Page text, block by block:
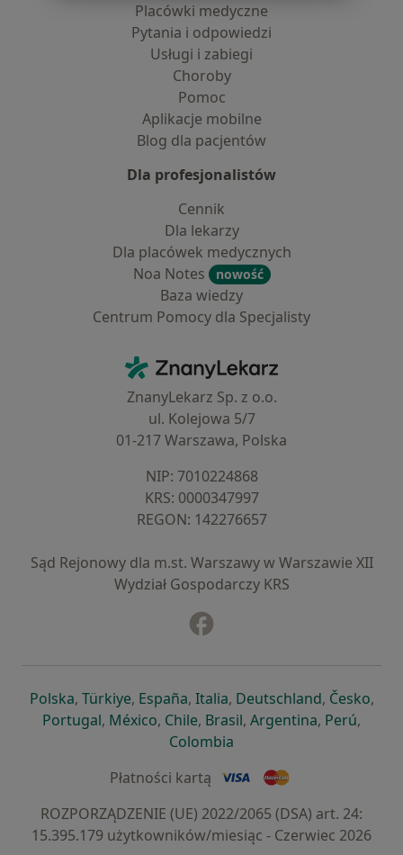
Placówki medyczne
Pytania i odpowiedzi
Usługi i zabiegi
Choroby
Pomoc
Aplikacje mobilne
Blog dla pacjentów
Dla profesjonalistów
Cennik
Dla lekarzy
Dla placówek medycznych
Noa Notes
nowość
Baza wiedzy
Centrum Pomocy dla Specjalisty
ZnanyLekarz - Strona główna
ZnanyLekarz Sp. z o.o.
ul. Kolejowa 5/7
01-217 Warszawa, Polska
NIP: ⁠7010224868
KRS: ⁠0000347997
REGON: ⁠142276657
Sąd Rejonowy dla m.st. Warszawy w Warszawie XII
Wydział Gospodarczy KRS
Polskaotwiera się w nowej karcie
, Türkiyeotwiera się w nowej karcie
, Españaotwiera się w nowej karcie
, Italiaotwiera się w nowej
, Deutschlandotwiera się
, Česko,
Portugalotwiera się w nowej karcie
, Méxicootwiera się w nowej karcie
, Chileotwiera się w nowej karcie
, Brasilotwiera się w nowej
, Argentinaotwiera się
, Perú,
Colombia
Płatności kartą
ROZPORZĄDZENIE (UE) 2022/2065 (DSA) art. 24:
15.395.179 użytkowników/miesiąc - Czerwiec 2026